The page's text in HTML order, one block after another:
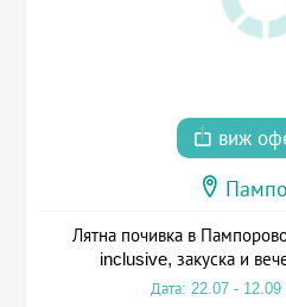
виж
Лятна почивка в
inclusive, закуска и
Дата: 22.07 -